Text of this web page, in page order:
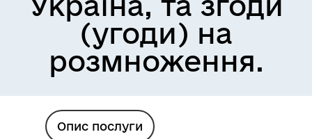
(угоди) на
розмноження.
Опис послуги